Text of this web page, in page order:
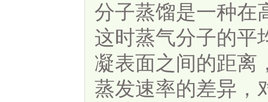
分子蒸馏是一种在
这时蒸气分子的平
凝表面之间的距离
蒸发速率的差异，